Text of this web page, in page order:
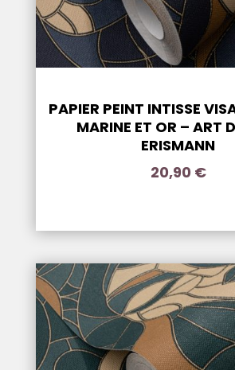
PAPIER PEINT INTISSE
MARINE ET OR – ART
ERISMANN
20,90 €